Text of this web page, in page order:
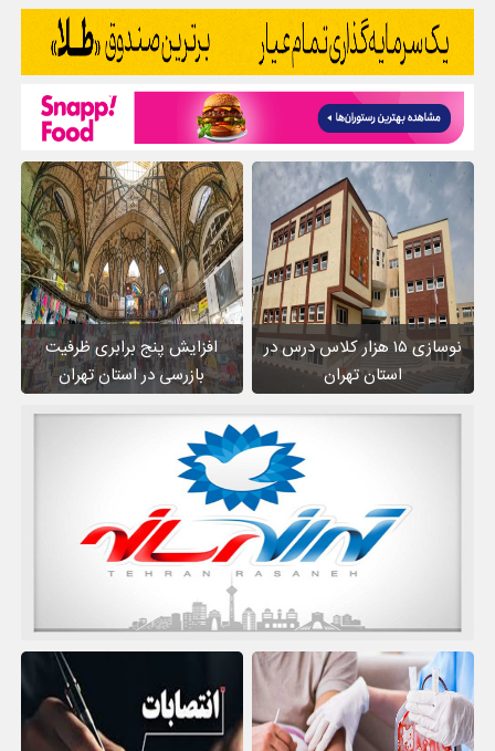
نوسازی ۱۵ هزار کلاس درس در
استان تهران
افزایش پنج برابری ظرفیت
بازرسی در استان تهران